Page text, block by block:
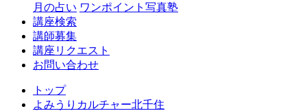
月の占い ワンポイント写真塾
講座検索
講師募集
講座リクエスト
お問い合わせ
トップ
よみうりカルチャー北千住